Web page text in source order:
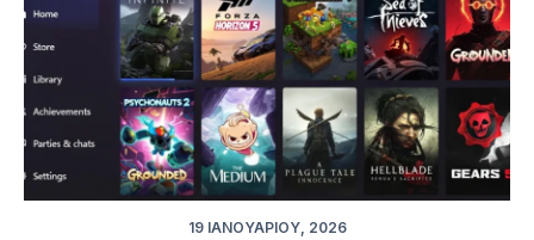
19 ΙΑΝΟΥΑΡΊΟΥ, 2026